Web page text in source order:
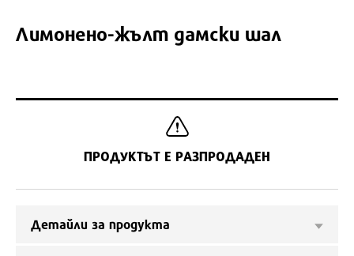
Лимонено-жълт дамски шал
ПРОДУКТЪТ Е РАЗПРОДАДЕН
Детайли за продукта